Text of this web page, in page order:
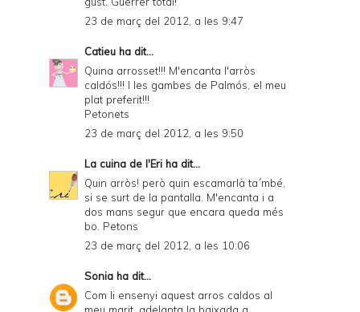
23 de març del 2012, a les 9:47
Catieu ha dit...
Quina arrosset!!! M'encanta l'arròs
caldós!!! I les gambes de Palmós, el meu
plat preferit!!!
Petonets
23 de març del 2012, a les 9:50
La cuina de l'Eri ha dit...
Quin arròs! però quin escamarlà ta´mbé,
si se surt de la pantalla. M'encanta i a
dos mans segur que encara queda més
bo. Petons
23 de març del 2012, a les 10:06
Sonia ha dit...
Com li ensenyi aquest arros caldos al